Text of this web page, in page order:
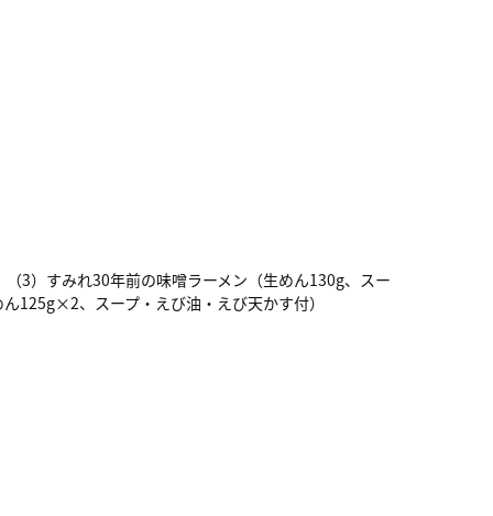
3）すみれ30年前の味噌ラーメン（生めん130g、スー
125g×2、スープ・えび油・えび天かす付）